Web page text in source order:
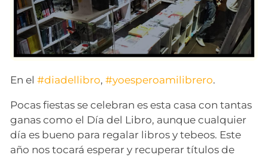
En el#diadellibro,#yoesperoamilibrero.
Pocas fiestas se celebran es esta casa con tantas
ganas como el Día del Libro, aunque cualquier
día es bueno para regalar libros y tebeos. Este
año nos tocará esperar y recuperar títulos de